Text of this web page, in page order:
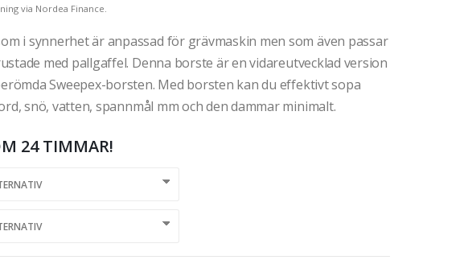
via Nordea Finance.
i synnerhet är anpassad för grävmaskin men som även passar
med pallgaffel. Denna borste är en vidareutvecklad version
Sweepex-borsten. Med borsten kan du effektivt sopa
snö, vatten, spannmål mm och den dammar minimalt.
24 TIMMAR!